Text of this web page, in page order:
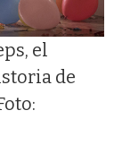
el
de